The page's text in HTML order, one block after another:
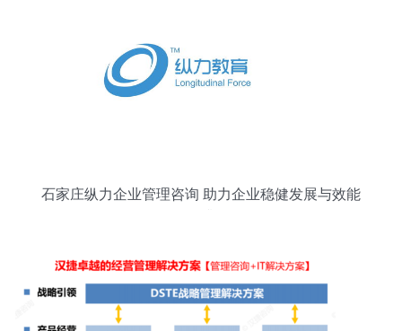
石家庄纵力企业管理咨询 助力企业稳健发展与效能